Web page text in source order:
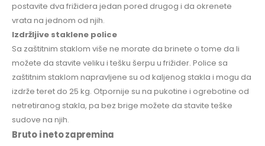
postavite dva frižidera jedan pored drugog i da okrenete
vrata na jednom od njih.
Izdržljive staklene police
Sa zaštitnim staklom više ne morate da brinete o tome da li
možete da stavite veliku i tešku šerpu u frižider. Police sa
zaštitnim staklom napravljene su od kaljenog stakla i mogu da
izdrže teret do 25 kg. Otpornije su na pukotine i ogrebotine od
netretiranog stakla, pa bez brige možete da stavite teške
sudove na njih.
Bruto i neto zapremina